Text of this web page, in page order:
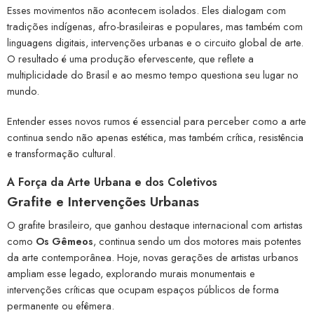
Esses movimentos não acontecem isolados. Eles dialogam com
tradições indígenas, afro-brasileiras e populares, mas também com
linguagens digitais, intervenções urbanas e o circuito global de arte.
O resultado é uma produção efervescente, que reflete a
multiplicidade do Brasil e ao mesmo tempo questiona seu lugar no
mundo.
Entender esses novos rumos é essencial para perceber como a arte
continua sendo não apenas estética, mas também crítica, resistência
e transformação cultural.
A Força da Arte Urbana e dos Coletivos
Grafite e Intervenções Urbanas
O grafite brasileiro, que ganhou destaque internacional com artistas
como Os Gêmeos, continua sendo um dos motores mais potentes
da arte contemporânea. Hoje, novas gerações de artistas urbanos
ampliam esse legado, explorando murais monumentais e
intervenções críticas que ocupam espaços públicos de forma
permanente ou efêmera.